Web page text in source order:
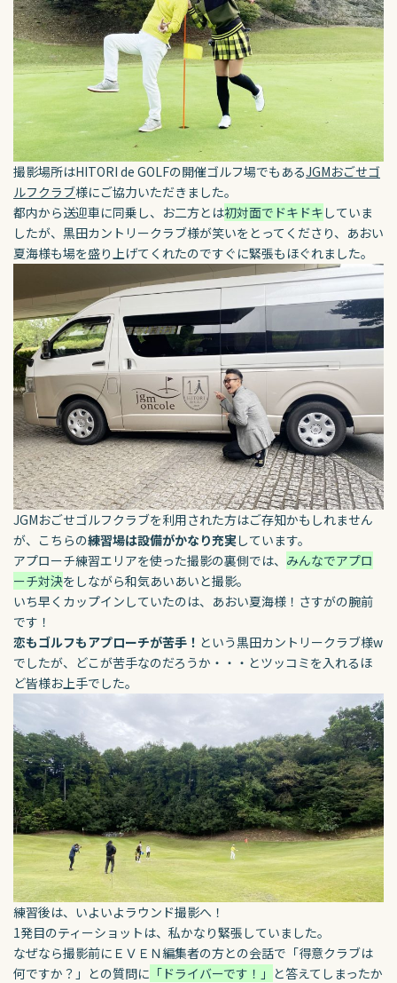
撮影場所はHITORI de GOLFの開催ゴルフ場でもあるJGMおごせゴ
ルフクラブ様にご協力いただきました。
都内から送迎車に同乗し、お二方とは初対面でドキドキ していま
したが、 黒田カントリークラブ様が笑いをとってくださり、 あおい
夏海様も場を盛り上げてくれたのですぐに緊張もほぐれました。
JGMおごせゴルフクラブを利用された方はご存知かもしれません
が、 こちらの練習場は設備がかなり充実しています。
アプローチ練習エリアを使った撮影の裏側では、 みんなでアプロ
ーチ対決をしながら和気あいあいと撮影。
いち早くカップインしていたのは、あおい夏海様！さすがの腕前
です！
恋もゴルフもアプローチが苦手！ という黒田カントリークラブ様w
でしたが、どこが苦手なのだろうか・・・とツッコミを入れるほ
ど皆様お上手でした。
練習後は、いよいよラウンド撮影へ！
1発目のティーショットは、私かなり緊張していました。
なぜなら撮影前にＥＶＥＮ編集者の方との会話で「得意クラブは
何ですか？」との質問に 「ドライバーです！」 と答えてしまったか